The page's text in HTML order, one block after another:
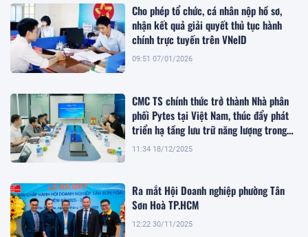
Cho phép tổ chức, cá nhân nộp hồ sơ,
nhận kết quả giải quyết thủ tục hành
chính trực tuyến trên VNeID
09:51 07/01/2026
CMC TS chính thức trở thành Nhà phân
phối Pytes tại Việt Nam, thúc đẩy phát
triển hạ tầng lưu trữ năng lượng trong
giai đoạn chuyển dịch xanh
11:34 18/12/2025
Ra mắt Hội Doanh nghiệp phường Tân
Sơn Hoà TP.HCM
12:22 30/11/2025